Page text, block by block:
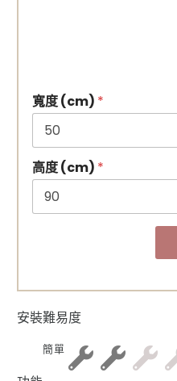
寬度 (cm) *
高度 (cm) *
安裝難易度
簡單